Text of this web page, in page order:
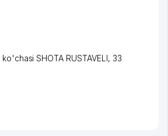
ko'chasi SHOTA RUSTAVELI, 33